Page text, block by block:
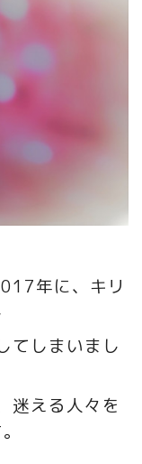
年に、キリ
てしまいまし
迷える人々を